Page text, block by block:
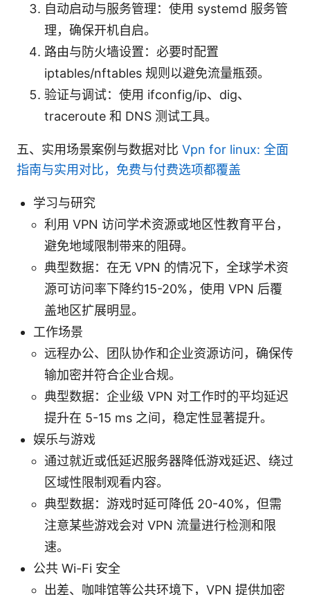
自动启动与服务管理：使用 systemd 服务管
理，确保开机自启。
路由与防火墙设置：必要时配置
iptables/nftables 规则以避免流量瓶颈。
验证与调试：使用 ifconfig/ip、dig、
traceroute 和 DNS 测试工具。
五、实用场景案例与数据对比 Vpn for linux: 全面
指南与实用对比，免费与付费选项都覆盖
学习与研究
利用 VPN 访问学术资源或地区性教育平台，
避免地域限制带来的阻碍。
典型数据：在无 VPN 的情况下，全球学术资
源可访问率下降约15-20%，使用 VPN 后覆
盖地区扩展明显。
工作场景
远程办公、团队协作和企业资源访问，确保传
输加密并符合企业合规。
典型数据：企业级 VPN 对工作时的平均延迟
提升在 5-15 ms 之间，稳定性显著提升。
娱乐与游戏
通过就近或低延迟服务器降低游戏延迟、绕过
区域性限制观看内容。
典型数据：游戏时延可降低 20-40%，但需
注意某些游戏会对 VPN 流量进行检测和限
速。
公共 Wi-Fi 安全
出差、咖啡馆等公共环境下，VPN 提供加密